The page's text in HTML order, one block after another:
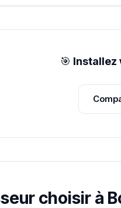
🎯 Installez
choisir à